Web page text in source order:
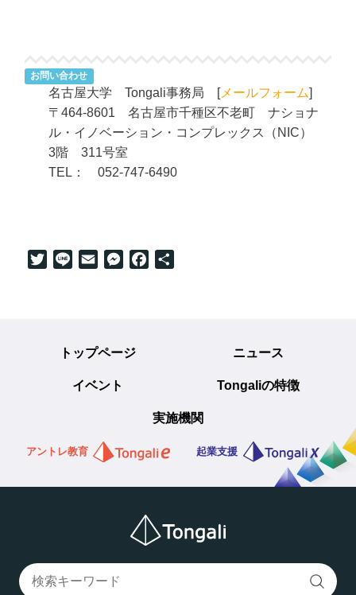
お問い合わせ
名古屋大学 Tongali事務局 [メールフォーム]
〒464-8601 名古屋市千種区不老町 ナショナ
ル・イノベーション・コンプレックス（NIC）
3階 311号室
TEL： 052-747-6490
TwitterLine Email Messenger
Facebook
トップページ ニュース
イベント Tongaliの特徴
実施機関
アントレ教育 起業支援